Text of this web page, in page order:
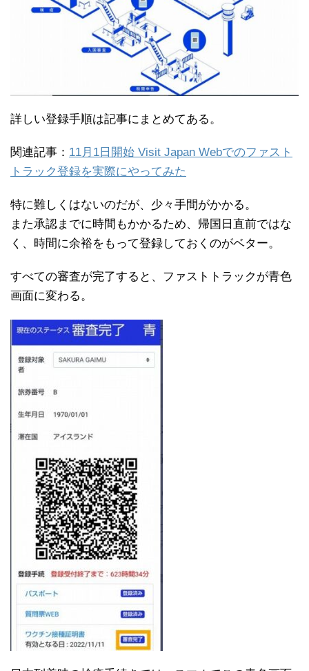
詳しい登録手順は記事にまとめてある。
関連記事： 11月1日開始 Visit Japan Webでのファスト
トラック登録を実際にやってみた
特に難しくはないのだが、少々手間がかかる。
また承認までに時間もかかるため、帰国日直前ではな
く、時間に余裕をもって登録しておくのがベター。
すべての審査が完了すると、ファストトラックが青色
画面に変わる。